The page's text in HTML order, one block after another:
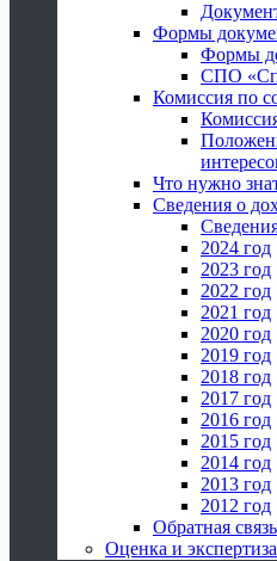
Формы
Формы
СПО
Комиссия по
Что нужно
Сведения о
2024 год
2023 год
2022 год
2021 год
2020 год
2019 год
2018 год
2017 год
2016 год
2015 год
2014 год
2013 год
2012 год
Обратная
Оценка и